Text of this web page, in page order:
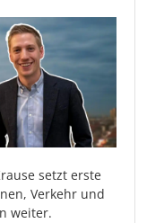
setzt erste
Verkehr und
weiter.